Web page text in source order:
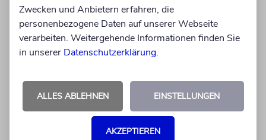
AFD-VERBOT
»Wachkitzeln von Gewalt-
Zwecken und Anbietern erfahren, die
personenbezogene Daten auf unserer Webseite
verarbeiten. Weitergehende Informationen finden Sie
in unserer Datenschutzerklärung.
ALLES ABLEHNEN EINSTELLUNGEN
AKZEPTIEREN